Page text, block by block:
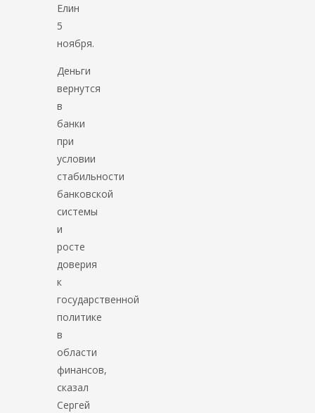
Елин
5
ноября.
Деньги
вернутся
в
банки
при
условии
стабильности
банковской
системы
и
росте
доверия
к
государственной
политике
в
области
финансов,
сказал
Сергей